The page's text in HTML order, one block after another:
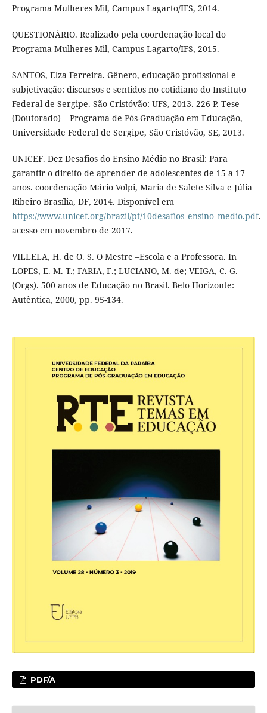
Programa Mulheres Mil, Campus Lagarto/IFS, 2014.
QUESTIONÁRIO. Realizado pela coordenação local do
Programa Mulheres Mil, Campus Lagarto/IFS, 2015.
SANTOS, Elza Ferreira. Gênero, educação profissional e
subjetivação: discursos e sentidos no cotidiano do Instituto
Federal de Sergipe. São Cristóvão: UFS, 2013. 226 P. Tese
(Doutorado) – Programa de Pós-Graduação em Educação,
Universidade Federal de Sergipe, São Cristóvão, SE, 2013.
UNICEF. Dez Desafios do Ensino Médio no Brasil: Para
garantir o direito de aprender de adolescentes de 15 a 17
anos. coordenação Mário Volpi, Maria de Salete Silva e Júlia
Ribeiro Brasília, DF, 2014. Disponível em
https://www.unicef.org/brazil/pt/10desafios_ensino_medio.pdf.
acesso em novembro de 2017.
VILLELA, H. de O. S. O Mestre –Escola e a Professora. In
LOPES, E. M. T.; FARIA, F.; LUCIANO, M. de; VEIGA, C. G.
(Orgs). 500 anos de Educação no Brasil. Belo Horizonte:
Autêntica, 2000, pp. 95-134.
PDF/A